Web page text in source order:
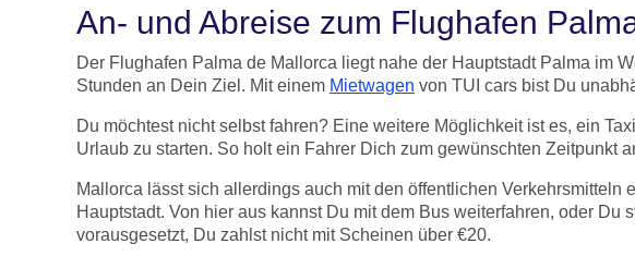
An- und Abreise zum Flughafen
Der Flughafen Palma de Mallorca liegt nahe der Hauptstadt Palma im
Stunden an Dein Ziel. Mit einem Mietwagen von TUI cars bist Du
Du möchtest nicht selbst fahren? Eine weitere Möglichkeit ist es, ein
Urlaub zu starten. So holt ein Fahrer Dich zum gewünschten Zeitpunkt
Mallorca lässt sich allerdings auch mit den öffentlichen
Hauptstadt. Von hier aus kannst Du mit dem Bus weiterfahren, oder
vorausgesetzt, Du zahlst nicht mit Scheinen über €20.